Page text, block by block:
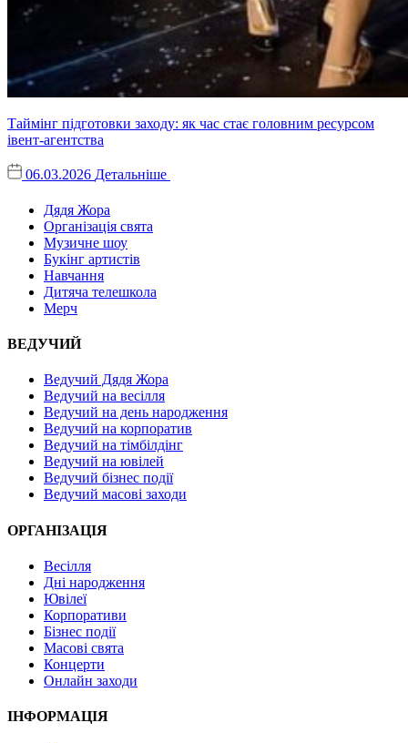
Таймінг підготовки заходу: як час стає головним ресурсом
івент-агентства
06.03.2026 Детальніше
Дядя Жора
Організація свята
Музичне шоу
Букінг артистів
Навчання
Дитяча телешкола
Мерч
ВЕДУЧИЙ
Ведучий Дядя Жора
Ведучий на весілля
Ведучий на день народження
Ведучий на корпоратив
Ведучий на тімбілдінг
Ведучий на ювілей
Ведучий бізнес події
Ведучий масові заходи
ОРГАНІЗАЦІЯ
Весілля
Дні народження
Ювілеї
Корпоративи
Бізнес події
Масові свята
Концерти
Онлайн заходи
ІНФОРМАЦІЯ